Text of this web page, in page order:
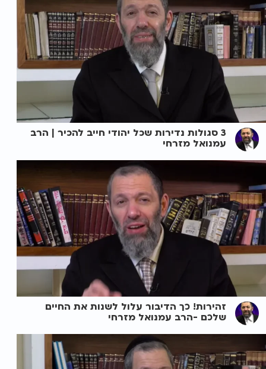
3 סגולות נדירות שכל יהודי חייב להכיר | הרב
עמנואל מזרחי
זהירות! כך הדיבור עלול לשנות את החיים
שלכם -הרב עמנואל מזרחי